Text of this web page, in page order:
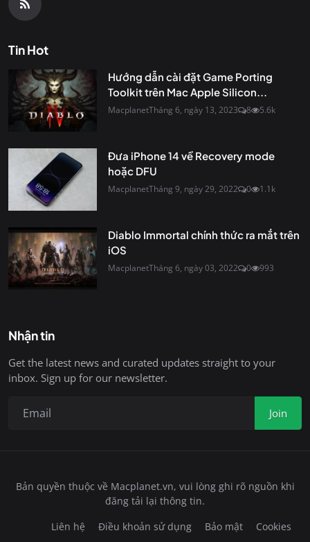
Tin Hot
Hướng dẫn cài đặt Game Porting
Toolkit trên Mac Apple Silicon...
MacplanetTháng 6, ngày 13, 2023 8 5.6k
Đưa iPhone 14 về Recovery mode
hoặc DFU
MacplanetTháng 9, ngày 29, 2022 0 1.1k
Diablo Immortal chính thức ra mắt trên
iOS
MacplanetTháng 6, ngày 03, 2022 0 993
Nhận tin
Get the latest news and curated updates straight to your
inbox. Sign up for our newsletter.
Join
Bản quyền thuộc về Macplanet.vn, vui lòng ghi rõ nguồn khi
đăng tải lại thông tin.
Liên hệ
Điều khoản sử dụng Bảo mật Cookies